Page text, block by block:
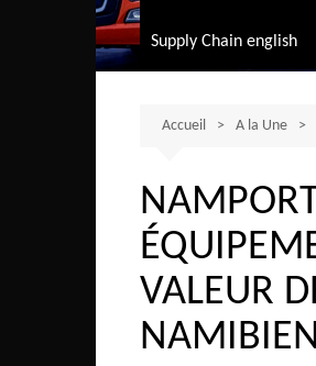
Supply Chain english
Accueil A la Une
VALEUR